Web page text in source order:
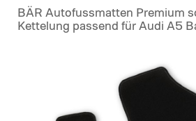
BÄR Autofussmatten Premium
Kettelung passend für Audi A5